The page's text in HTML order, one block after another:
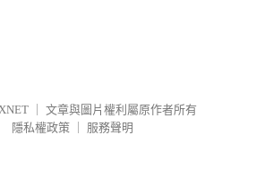
文章與圖片權利屬原作者所有
隱私權政策
服務聲明